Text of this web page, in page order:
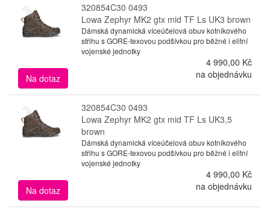
320854C30 0493
Lowa Zephyr MK2 gtx mid TF Ls UK3 brown
Dámská dynamická víceúčelová obuv kotníkového
střihu s GORE-texovou podšívkou pro běžné i elitní
vojenské jednotky
4 990,00 Kč
Na dotaz
na objednávku
320854C30 0493
Lowa Zephyr MK2 gtx mid TF Ls UK3,5
brown
Dámská dynamická víceúčelová obuv kotníkového
střihu s GORE-texovou podšívkou pro běžné i elitní
vojenské jednotky
4 990,00 Kč
Na dotaz
na objednávku